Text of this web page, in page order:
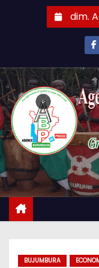
dim.
BUJUMBURA